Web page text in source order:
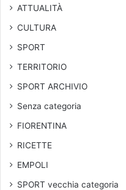
ATTUALITÀ
CULTURA
SPORT
TERRITORIO
SPORT ARCHIVIO
Senza categoria
FIORENTINA
RICETTE
EMPOLI
SPORT vecchia categoria